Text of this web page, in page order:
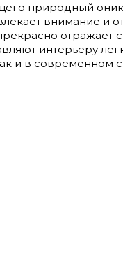
природный
внимание и
отражает
интерьеру
и в современном